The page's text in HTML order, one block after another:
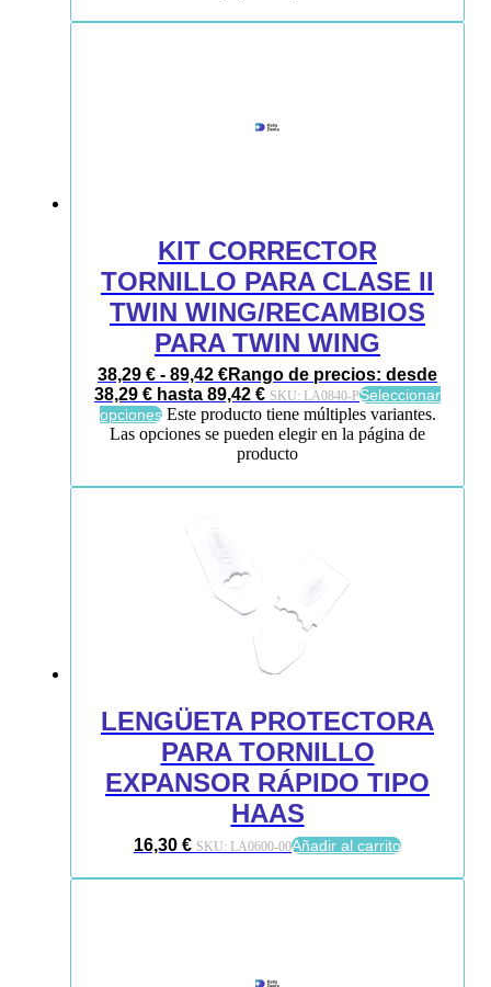
KIT CORRECTOR
TORNILLO PARA CLASE II
TWIN WING/RECAMBIOS
PARA TWIN WING
38,29 € - 89,42 €Rango de precios: desde
38,29 € hasta 89,42 € SKU: LA0840-PSeleccionar
opciones Este producto tiene múltiples variantes.
Las opciones se pueden elegir en la página de
producto
LENGÜETA PROTECTORA
PARA TORNILLO
EXPANSOR RÁPIDO TIPO
HAAS
16,30 € SKU: LA0600-00Añadir al carrito